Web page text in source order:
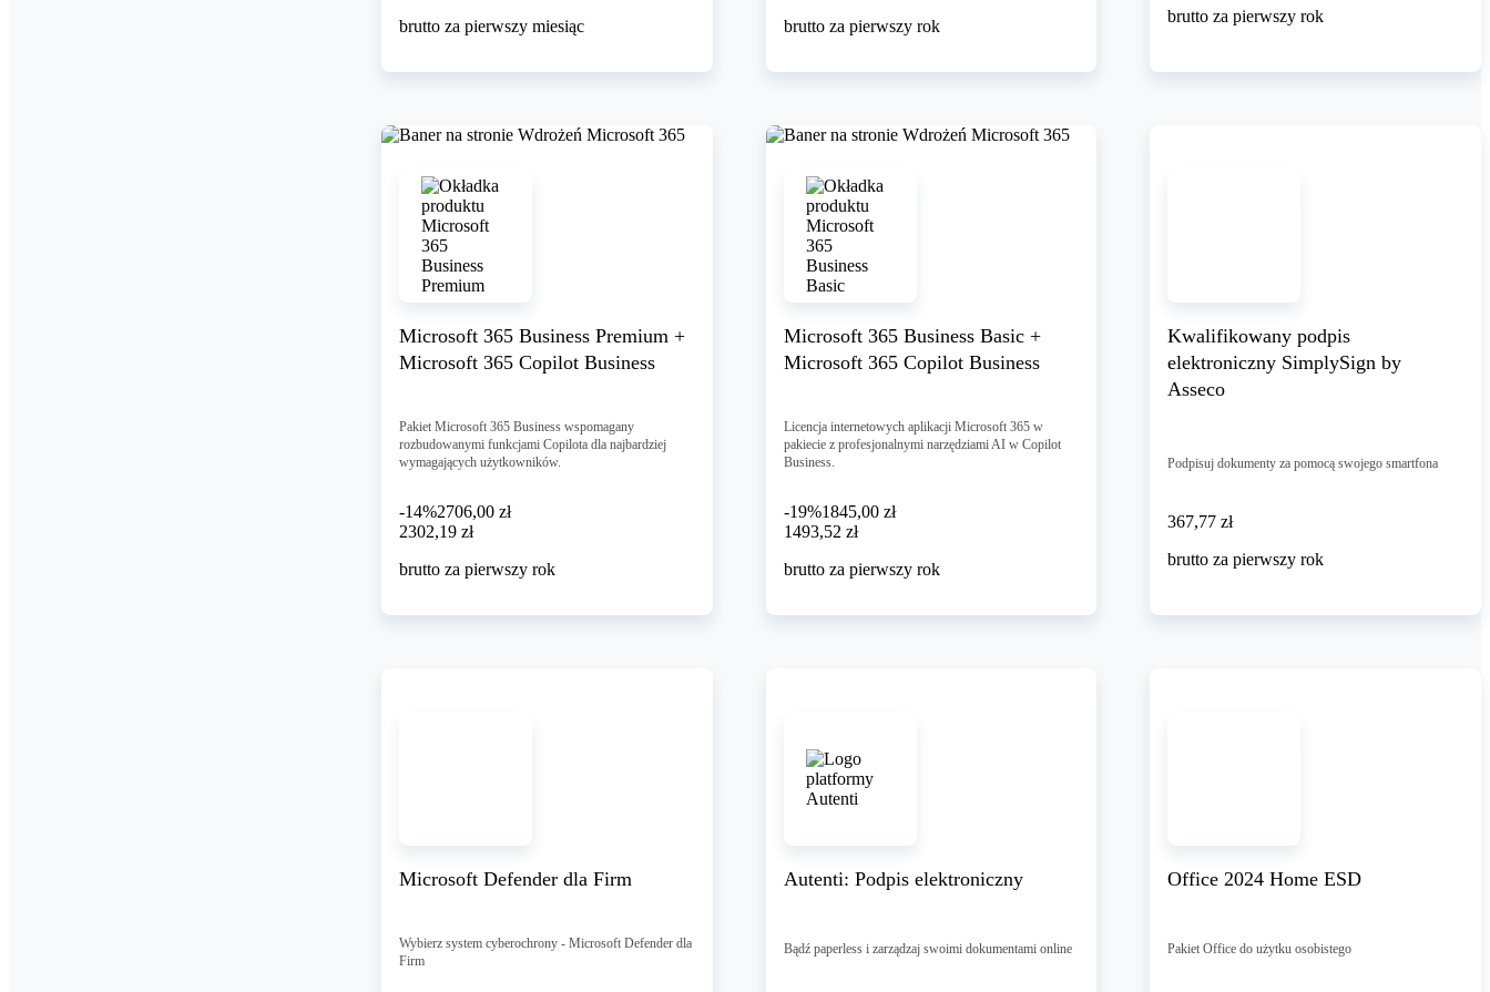
brutto za pierwszy miesiąc
brutto za pierwszy rok
brutto za pierwszy rok
Microsoft 365 Business Premium +
Microsoft 365 Copilot Business
Pakiet Microsoft 365 Business wspomagany
rozbudowanymi funkcjami Copilota dla najbardziej
wymagających użytkowników.
-14%2706,00 zł
2302,19 zł
2302,19 zł
brutto za pierwszy rok
Microsoft 365 Business Basic +
Microsoft 365 Copilot Business
Licencja internetowych aplikacji Microsoft 365 w
pakiecie z profesjonalnymi narzędziami AI w Copilot
Business.
-19%1845,00 zł
1493,52 zł
1493,52 zł
brutto za pierwszy rok
Kwalifikowany podpis
elektroniczny SimplySign by
Asseco
Podpisuj dokumenty za pomocą swojego smartfona
367,77 zł
367,77 zł
brutto za pierwszy rok
Microsoft Defender dla Firm
Wybierz system cyberochrony - Microsoft Defender dla
Firm
Autenti: Podpis elektroniczny
Bądź paperless i zarządzaj swoimi dokumentami online
Office 2024 Home ESD
Pakiet Office do użytku osobistego